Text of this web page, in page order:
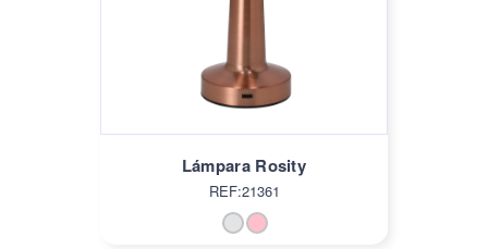
Lámpara Rosity
REF:21361